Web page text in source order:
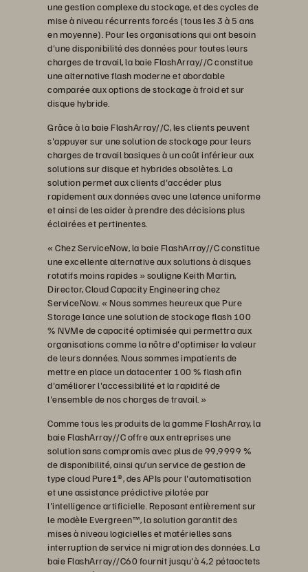
une gestion complexe du stockage, et des cycles de
mise à niveau récurrents forcés (tous les 3 à 5 ans
en moyenne). Pour les organisations qui ont besoin
d'une disponibilité des données pour toutes leurs
charges de travail, la baie FlashArray//C constitue
une alternative flash moderne et abordable
comparée aux options de stockage à froid et sur
disque hybride.
Grâce à la baie FlashArray//C, les clients peuvent
s'appuyer sur une solution de stockage pour leurs
charges de travail basiques à un coût inférieur aux
solutions sur disque et hybrides obsolètes. La
solution permet aux clients d'accéder plus
rapidement aux données avec une latence uniforme
et ainsi de les aider à prendre des décisions plus
éclairées et pertinentes.
« Chez ServiceNow, la baie FlashArray//C constitue
une excellente alternative aux solutions à disques
rotatifs moins rapides » souligne Keith Martin,
Director, Cloud Capacity Engineering chez
ServiceNow. « Nous sommes heureux que Pure
Storage lance une solution de stockage flash 100
% NVMe de capacité optimisée qui permettra aux
organisations comme la nôtre d'optimiser la valeur
de leurs données. Nous sommes impatients de
mettre en place un datacenter 100 % flash afin
d'améliorer l'accessibilité et la rapidité de
l'ensemble de nos charges de travail. »
Comme tous les produits de la gamme FlashArray, la
baie FlashArray//C offre aux entreprises une
solution sans compromis avec plus de 99,9999 %
de disponibilité, ainsi qu’un service de gestion de
type cloud Pure1®, des APIs pour l'automatisation
et une assistance prédictive pilotée par
l'intelligence artificielle. Reposant entièrement sur
le modèle Evergreen™, la solution garantit des
mises à niveau logicielles et matérielles sans
interruption de service ni migration des données. La
baie FlashArray//C60 fournit jusqu'à 4,2 pétaoctets